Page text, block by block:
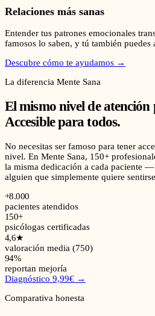
Relaciones más sanas
Entender tus patrones emocionales
famosos lo saben, y tú también puedes
Descubre cómo te ayudamos →
La diferencia Mente Sana
El mismo nivel de atención
Accesible para todos.
No necesitas ser famoso para tener
nivel. En Mente Sana, 150+
la misma dedicación a cada paciente
alguien que simplemente quiere
+8.000
pacientes atendidos
150+
psicólogas certificadas
4,6★
valoración media (750)
94%
reportan mejoría
Diagnóstico 9,99€ →
Comparativa honesta